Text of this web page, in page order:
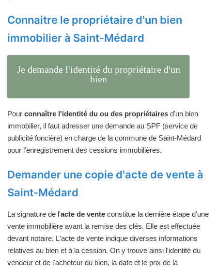
Connaitre le propriétaire d'un bien
immobilier à Saint-Médard
Je demande l'identité du propriétaire d'un
bien
Pour connaître l'identité du ou des propriétaires d'un bien
immobilier, il faut adresser une demande au SPF (service de
publicité foncière) en charge de la commune de Saint-Médard
pour l'enregistrement des cessions immobilières.
Demander une copie d'acte de vente à
Saint-Médard
La signature de l'acte de vente constitue la dernière étape d'une
vente immobilière avant la remise des clés. Elle est effectuée
devant notaire. L'acte de vente indique diverses informations
relatives au bien et à la cession. On y trouve ainsi l'identité du
vendeur et de l'acheteur du bien, la date et le prix de la